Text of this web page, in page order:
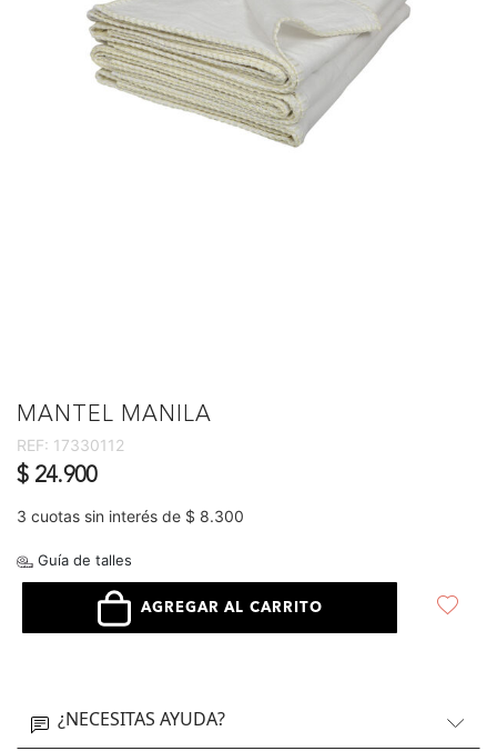
MANTEL MANILA
REF: 17330112
$ 24.900
3 cuotas sin interés de $ 8.300
Guía de talles
AGREGAR AL CARRITO
¿NECESITAS AYUDA?